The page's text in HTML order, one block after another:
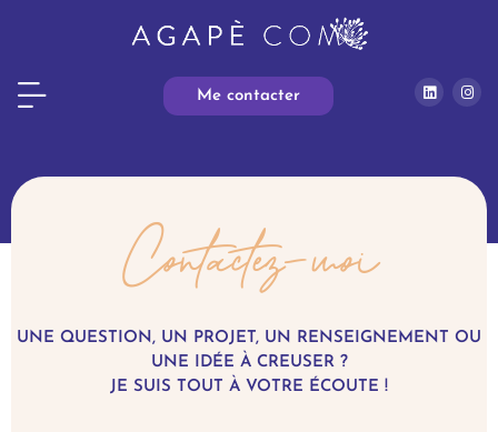
Me contacter
Contactez-moi
UNE QUESTION, UN PROJET, UN RENSEIGNEMENT OU
UNE IDÉE À CREUSER ?
JE SUIS TOUT À VOTRE ÉCOUTE !